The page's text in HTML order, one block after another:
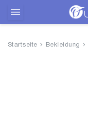
Startseite Bekleidung